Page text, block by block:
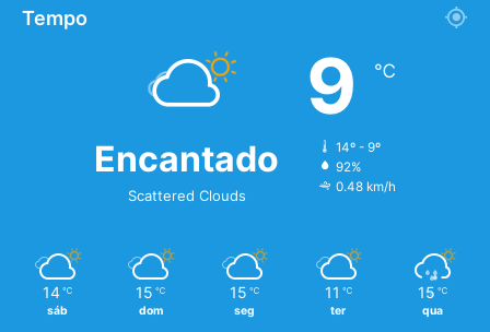
Tempo
Encantado
Scattered Clouds
9 ℃
14º - 9º
92%
0.48 km/h
14 ℃
sáb
15 ℃
dom
15 ℃
seg
11 ℃
ter
15 ℃
qua